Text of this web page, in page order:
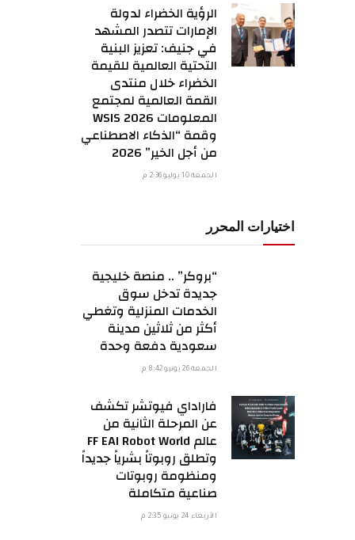
الرؤية الخضراء لدولة
الإمارات تتصدر المشهد
في جنيف: تعزيز البنية
التحتية العالمية للقيمة
الخضراء خلال منتدى
القمة العالمية لمجتمع
المعلومات WSIS 2026
وقمة “الذكاء الاصطناعي
من أجل الخير” 2026
الجمعة 10 يوليو 2:36 م
اختيارات المحرر
“بروكر” .. منصة خليجية
جديدة تدخل سوق
الخدمات المنزلية وتغطي
أكثر من ثلاثين مدينة
سعودية دفعة وحدة
الجمعة 26 يونيو 8:42 م
فاراداي فيوتشر تكشف
عن المرحلة الثانية من
عالم FF EAI Robot World
وتطلق روبوتاً بشرياً جديداً
ومنظومة روبوتات
صناعية متكاملة
الأربعاء 24 يونيو 2:35 م